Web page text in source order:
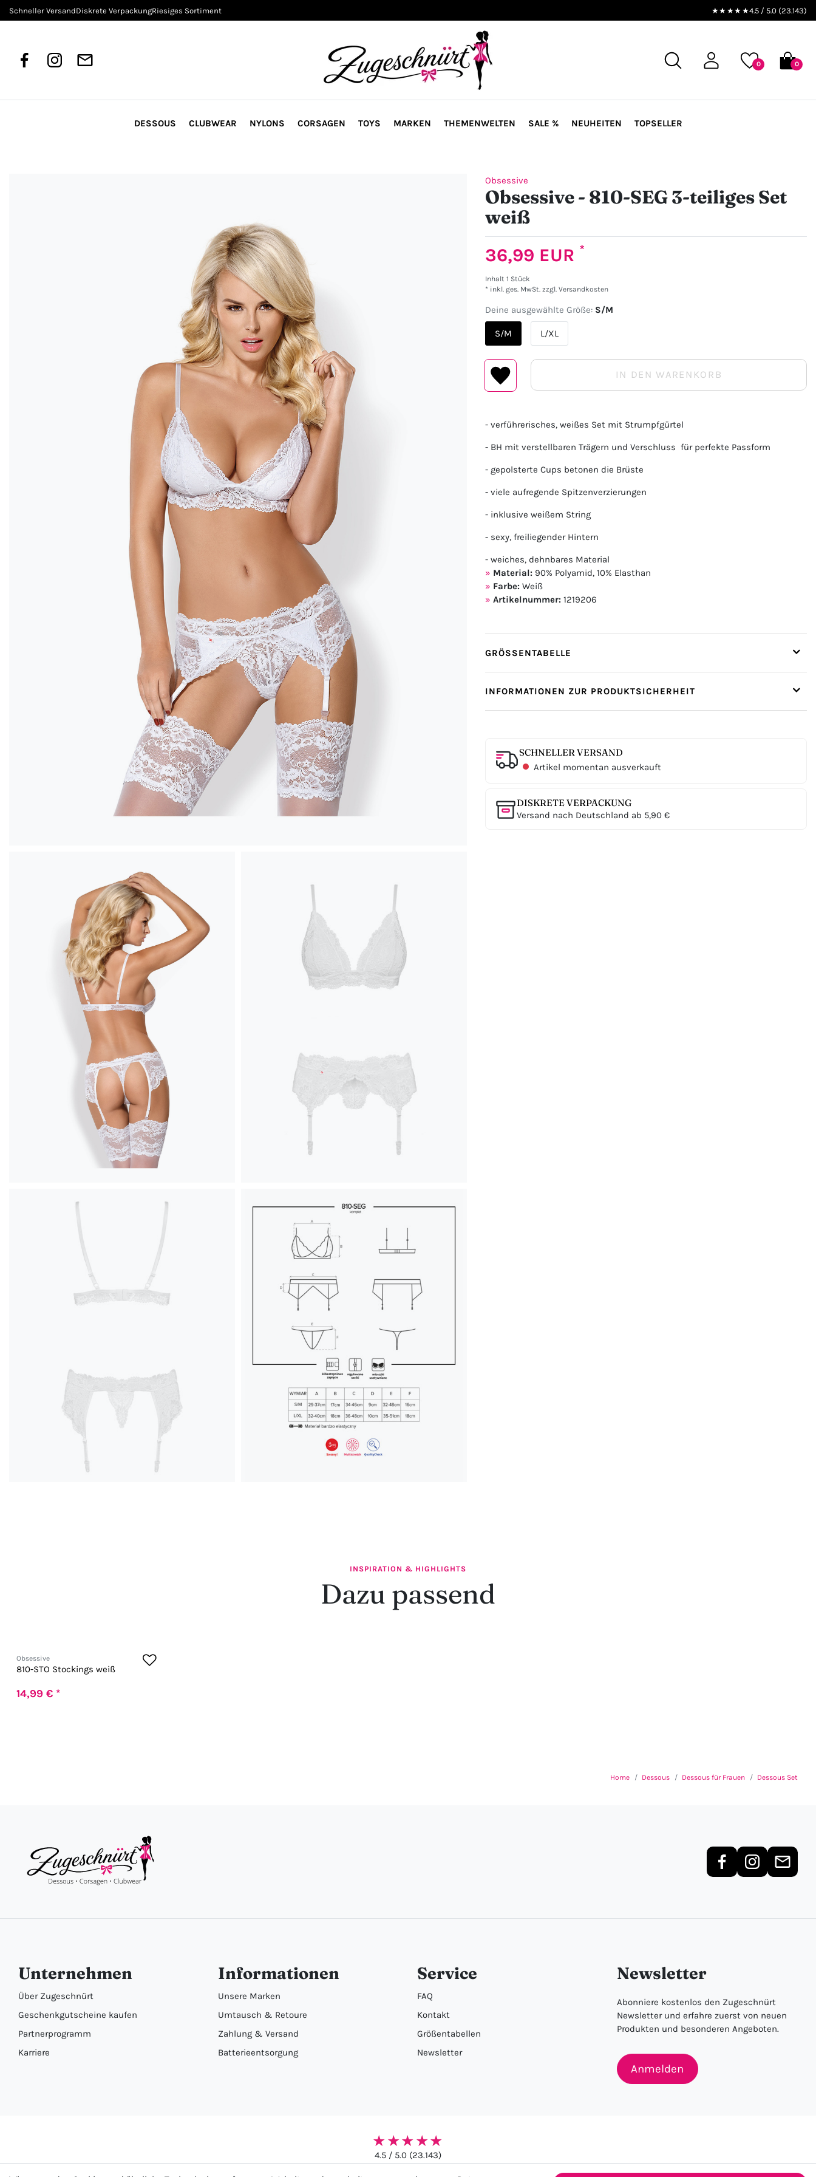
Schneller VersandDiskrete VerpackungRiesiges Sortiment ★★★★★4.5 / 5.0 (23.143)
0 0
DESSOUS CLUBWEAR NYLONS CORSAGEN TOYS MARKEN THEMENWELTEN SALE % NEUHEITEN TOPSELLER
Obsessive
Obsessive - 810-SEG 3-teiliges Set
weiß
36,99 EUR *
Inhalt 1 Stück
* inkl. ges. MwSt. zzgl. Versandkosten
Deine ausgewählte Größe: S/M
S/M L/XL
IN DEN WARENKORB
- verführerisches, weißes Set mit Strumpfgürtel
- BH mit verstellbaren Trägern und Verschluss  für perfekte Passform
- gepolsterte Cups betonen die Brüste
- viele aufregende Spitzenverzierungen
- inklusive weißem String
- sexy, freiliegender Hintern
- weiches, dehnbares Material
Material: 90% Polyamid, 10% Elasthan
Farbe: Weiß
Artikelnummer: 1219206
GRÖSSENTABELLE
INFORMATIONEN ZUR PRODUKTSICHERHEIT
SCHNELLER VERSAND
Artikel momentan ausverkauft
DISKRETE VERPACKUNG
Versand nach Deutschland ab 5,90 €
INSPIRATION & HIGHLIGHTS
Dazu passend
Obsessive
810-STO Stockings weiß
14,99 € *
Home Dessous Dessous für Frauen Dessous Set
Unternehmen
Über Zugeschnürt
Geschenkgutscheine kaufen
Partnerprogramm
Karriere
Informationen
Unsere Marken
Umtausch & Retoure
Zahlung & Versand
Batterieentsorgung
Service
FAQ
Kontakt
Größentabellen
Newsletter
Newsletter
Abonniere kostenlos den Zugeschnürt
Newsletter und erfahre zuerst von neuen
Produkten und besonderen Angeboten.
Anmelden
★★★★★
4.5 / 5.0 (23.143)